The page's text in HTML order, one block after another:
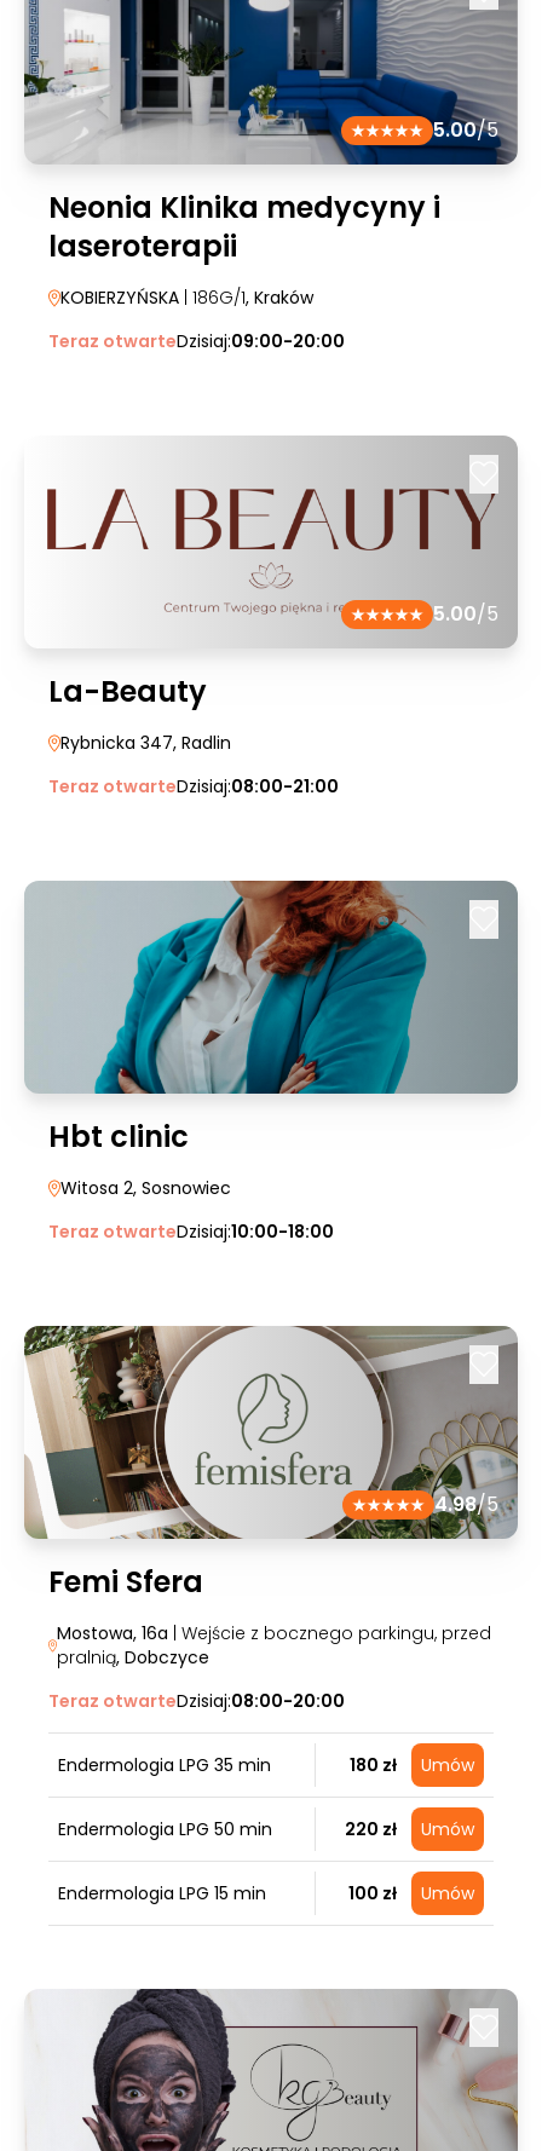
5.00/5
Neonia Klinika medycyny i
laseroterapii
KOBIERZYŃSKA | 186G/1, Kraków
Teraz otwarteDzisiaj:09:00-20:00
5.00/5
La-Beauty
Rybnicka 347, Radlin
Teraz otwarteDzisiaj:08:00-21:00
Hbt clinic
Witosa 2, Sosnowiec
Teraz otwarteDzisiaj:10:00-18:00
4.98/5
Femi Sfera
Mostowa, 16a | Wejście z bocznego parkingu, przed
pralnią, Dobczyce
Teraz otwarteDzisiaj:08:00-20:00
Endermologia LPG 35 min 180 zł Umów
Endermologia LPG 50 min 220 zł Umów
Endermologia LPG 15 min 100 zł Umów